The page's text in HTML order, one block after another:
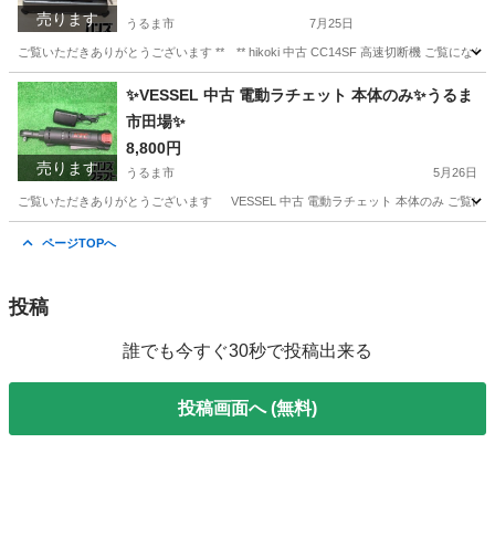
売ります うるま市 7月25日
ご覧いただきありがとうございます ** ** hikoki 中古 CC14SF 高速切断機 ご覧にな
沖縄 うるま市
売ります
✨VESSEL 中古 電動ラチェット 本体のみ✨うるま
市田場✨
8,800円
うるま市 5月26日
ご覧いただきありがとうございます VESSEL 中古 電動ラチェット 本体のみ ご覧
ページTOPへ
投稿
誰でも今すぐ30秒で投稿出来る
投稿画面へ (無料)